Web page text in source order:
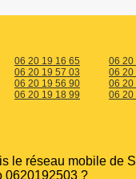
06 20 19 16 65
06 20
06 20 19 57 03
06 20
06 20 19 56 90
06 20
06 20 19 18 99
06 20
le réseau mobile de
0620192503 ?